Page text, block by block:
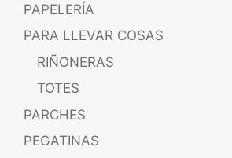
PAPELERÍA
PARA LLEVAR COSAS
RIÑONERAS
TOTES
PARCHES
PEGATINAS